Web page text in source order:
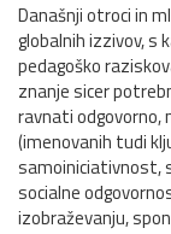
Današnji otroci in
globalnih izzivov, s
pedagoško
znanje sicer
ravnati
(imenovanih tudi
samoiniciativnost,
socialne
izobraževanju,